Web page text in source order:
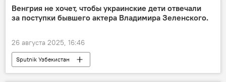
Венгрия не хочет, чтобы украинские дети отвечали
за поступки бывшего актера Владимира Зеленского.
26 августа 2025, 16:46
Sputnik Узбекистан